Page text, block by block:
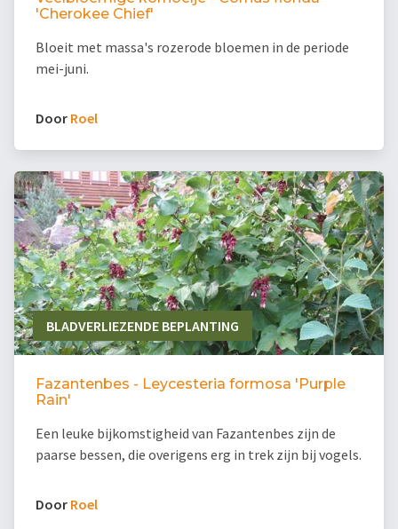
'Cherokee Chief'
Bloeit met massa's rozerode bloemen in de periode
mei-juni.
Door Roel
BLADVERLIEZENDE BEPLANTING
Fazantenbes - Leycesteria formosa 'Purple
Rain'
Een leuke bijkomstigheid van Fazantenbes zijn de
paarse bessen, die overigens erg in trek zijn bij vogels.
Door Roel